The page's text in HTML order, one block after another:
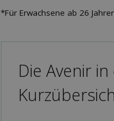
*Für Erwachsene ab 26
Die Avenir